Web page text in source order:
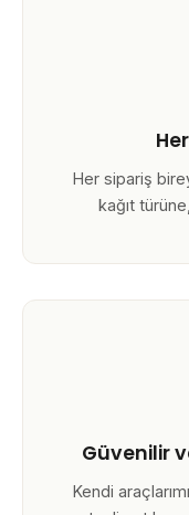
Her sipariş
kağıt
Güvenilir
Kendi